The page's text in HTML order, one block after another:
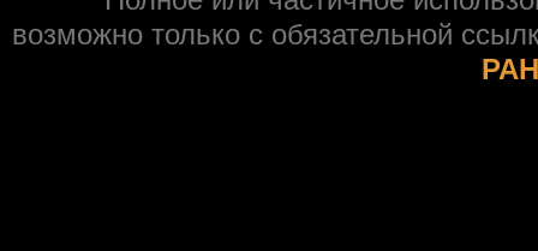
возможно только с обязательной